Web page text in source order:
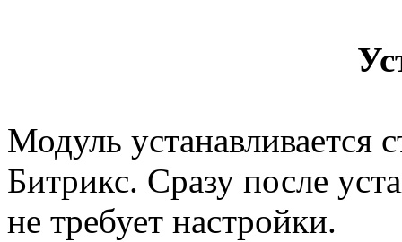
Модуль устанавливается
Битрикс. Сразу после
не требует настройки.